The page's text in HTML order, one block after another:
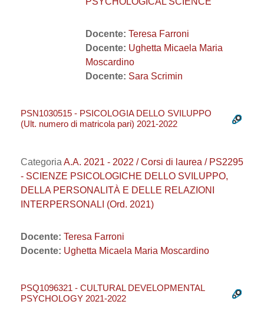
Docente: Teresa Farroni
Docente: Ughetta Micaela Maria
Moscardino
Docente: Sara Scrimin
PSN1030515 - PSICOLOGIA DELLO SVILUPPO
(Ult. numero di matricola pari) 2021-2022
Categoria A.A. 2021 - 2022 / Corsi di laurea / PS2295
- SCIENZE PSICOLOGICHE DELLO SVILUPPO,
DELLA PERSONALITÀ E DELLE RELAZIONI
INTERPERSONALI (Ord. 2021)
Docente: Teresa Farroni
Docente: Ughetta Micaela Maria Moscardino
PSQ1096321 - CULTURAL DEVELOPMENTAL
PSYCHOLOGY 2021-2022